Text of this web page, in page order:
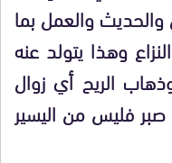
والعمل بما
وهذا يتولد عنه
الريح أي زوال
فليس من اليسير